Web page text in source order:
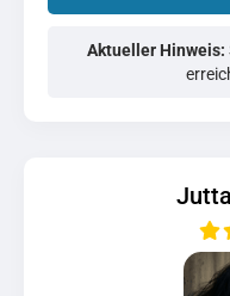
Aktueller Hinweis: